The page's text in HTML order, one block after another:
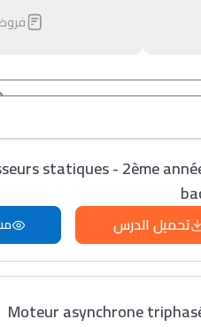
statiques - 2ème
تحميل الدرس
Moteur asynchrone